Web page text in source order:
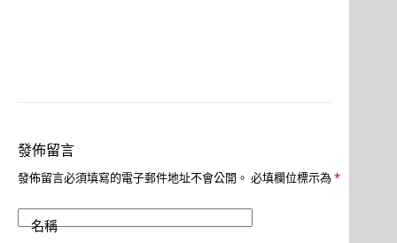
發佈留言
發佈留言必須填寫的電子郵件地址不會公開。 必填欄位標示為 *
名稱